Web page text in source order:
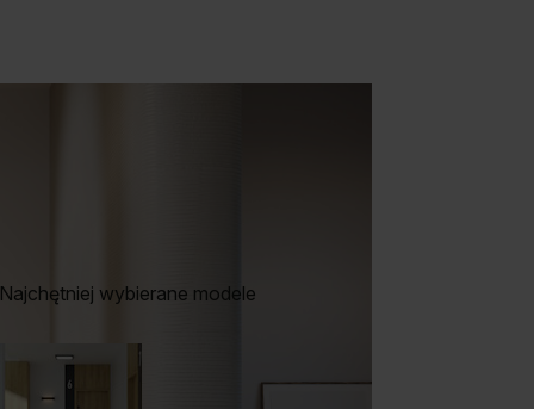
Najchętniej wybierane modele